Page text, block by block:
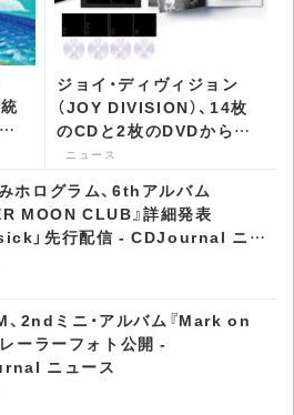
ジョイ・ディヴィジョン
（JOY DIVISION）、14枚
のCDと2枚のDVDからな
るライヴ・コレクション作
発売 - CDJournal ニュー
ス
ニュース
ホログラム、6thアルバム
MOON CLUB』詳細発表
」先行配信 - CDJournal ニュ
2ndミニ・アルバム『Mark on
ーラーフォト公開 -
ニュース